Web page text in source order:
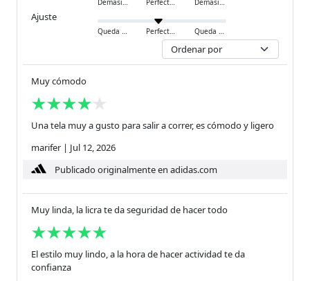
Demasiado pequeño Perfecto Demasiado grande
Ajuste
Queda ajustado Perfecto Queda holgado
Muy cómodo
Una tela muy a gusto para salir a correr, es cómodo y ligero
marifer | Jul 12, 2026
Publicado originalmente en adidas.com
Muy linda, la licra te da seguridad de hacer todo
El estilo muy lindo, a la hora de hacer actividad te da
confianza